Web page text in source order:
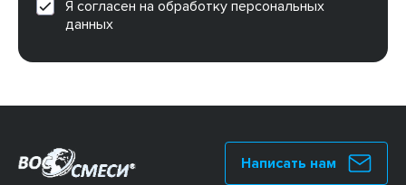
Я согласен на обработку персональных
данных
Написать нам